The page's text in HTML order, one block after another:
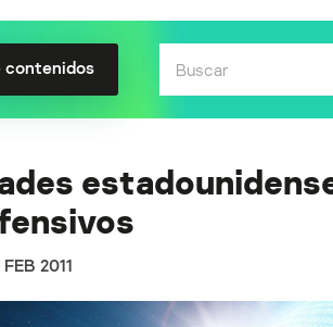
contenidos
FEB 2011